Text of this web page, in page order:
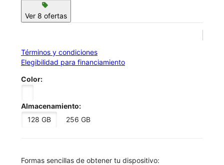
sell
Ver 8 ofertas
Términos y condiciones
Elegibilidad para financiamiento
Color:
Almacenamiento:
128 GB
256 GB
​​​​​​​Formas sencillas de obtener tu dispositivo: